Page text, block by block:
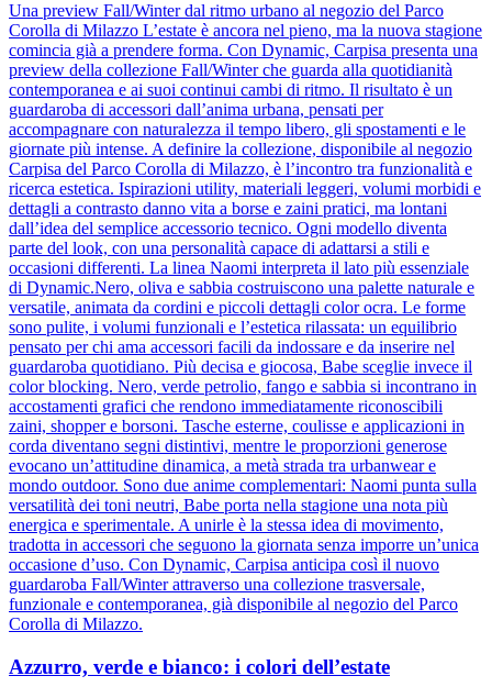
Una preview Fall/Winter dal ritmo urbano al negozio del Parco
Corolla di Milazzo L’estate è ancora nel pieno, ma la nuova stagione
comincia già a prendere forma. Con Dynamic, Carpisa presenta una
preview della collezione Fall/Winter che guarda alla quotidianità
contemporanea e ai suoi continui cambi di ritmo. Il risultato è un
guardaroba di accessori dall’anima urbana, pensati per
accompagnare con naturalezza il tempo libero, gli spostamenti e le
giornate più intense. A definire la collezione, disponibile al negozio
Carpisa del Parco Corolla di Milazzo, è l’incontro tra funzionalità e
ricerca estetica. Ispirazioni utility, materiali leggeri, volumi morbidi e
dettagli a contrasto danno vita a borse e zaini pratici, ma lontani
dall’idea del semplice accessorio tecnico. Ogni modello diventa
parte del look, con una personalità capace di adattarsi a stili e
occasioni differenti. La linea Naomi interpreta il lato più essenziale
di Dynamic.Nero, oliva e sabbia costruiscono una palette naturale e
versatile, animata da cordini e piccoli dettagli color ocra. Le forme
sono pulite, i volumi funzionali e l’estetica rilassata: un equilibrio
pensato per chi ama accessori facili da indossare e da inserire nel
guardaroba quotidiano. Più decisa e giocosa, Babe sceglie invece il
color blocking. Nero, verde petrolio, fango e sabbia si incontrano in
accostamenti grafici che rendono immediatamente riconoscibili
zaini, shopper e borsoni. Tasche esterne, coulisse e applicazioni in
corda diventano segni distintivi, mentre le proporzioni generose
evocano un’attitudine dinamica, a metà strada tra urbanwear e
mondo outdoor. Sono due anime complementari: Naomi punta sulla
versatilità dei toni neutri, Babe porta nella stagione una nota più
energica e sperimentale. A unirle è la stessa idea di movimento,
tradotta in accessori che seguono la giornata senza imporre un’unica
occasione d’uso. Con Dynamic, Carpisa anticipa così il nuovo
guardaroba Fall/Winter attraverso una collezione trasversale,
funzionale e contemporanea, già disponibile al negozio del Parco
Corolla di Milazzo.
Azzurro, verde e bianco: i colori dell’estate